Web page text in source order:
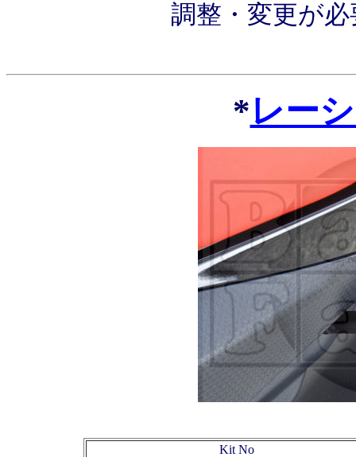
調整・変更が
*レー
Kit No